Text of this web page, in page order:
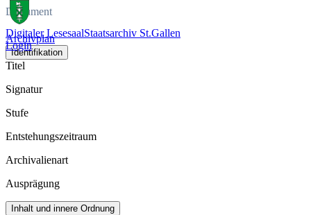
Digitaler LesesaalStaatsarchiv St.Gallen
Login
Dokument
Archivplan
Identifikation
Titel
Signatur
Stufe
Entstehungszeitraum
Archivalienart
Ausprägung
Inhalt und innere Ordnung